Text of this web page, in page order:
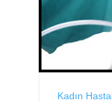
Kadın